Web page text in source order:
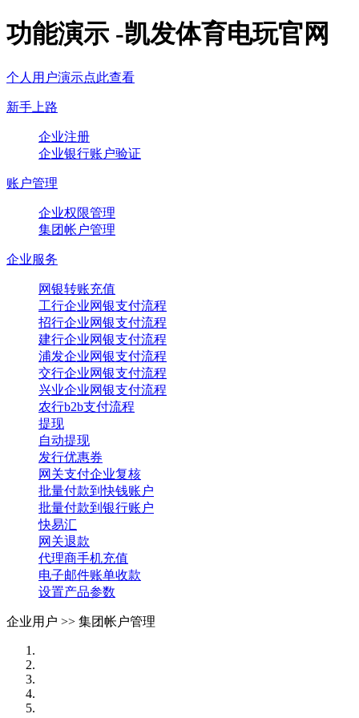
功能演示 -凯发体育电玩官网
个人用户演示点此查看
新手上路
企业注册
企业银行账户验证
账户管理
企业权限管理
集团帐户管理
企业服务
网银转账充值
工行企业网银支付流程
招行企业网银支付流程
建行企业网银支付流程
浦发企业网银支付流程
交行企业网银支付流程
兴业企业网银支付流程
农行b2b支付流程
提现
自动提现
发行优惠券
网关支付企业复核
批量付款到快钱账户
批量付款到银行账户
快易汇
网关退款
代理商手机充值
电子邮件账单收款
设置产品参数
企业用户 >> 集团帐户管理